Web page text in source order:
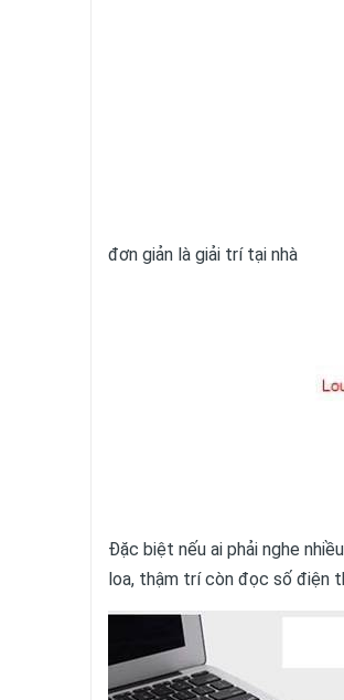
đơn giản là giải trí tại nhà
Đặc biệt nếu ai phải nghe
loa, thậm trí còn đọc số điện